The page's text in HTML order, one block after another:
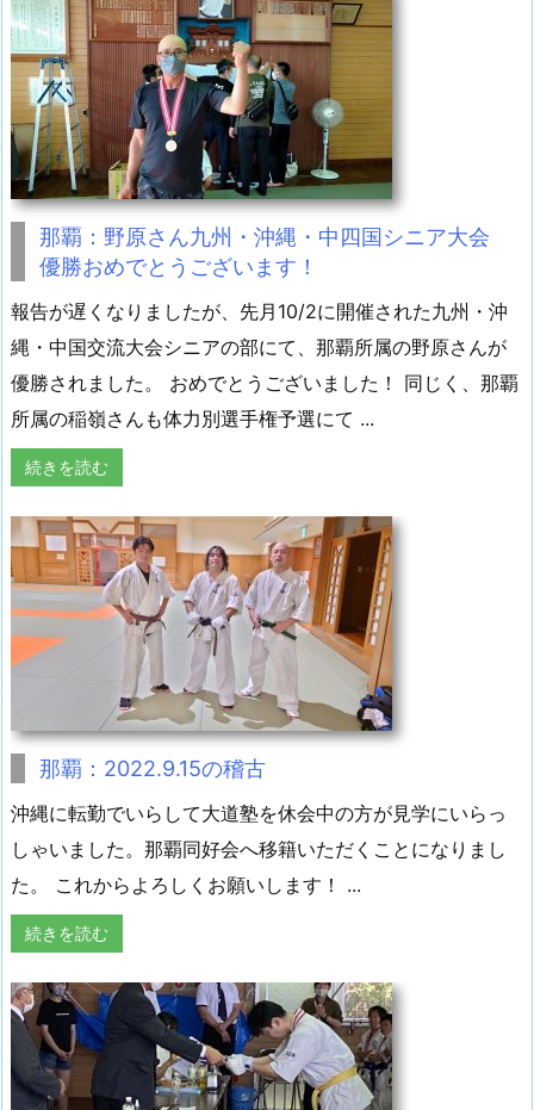
那覇：野原さん九州・沖縄・中四国シニア大会
優勝おめでとうございます！
報告が遅くなりましたが、先月10/2に開催された九州・沖
縄・中国交流大会シニアの部にて、那覇所属の野原さんが
優勝されました。 おめでとうございました！ 同じく、那覇
所属の稲嶺さんも体力別選手権予選にて ...
続きを読む
那覇：2022.9.15の稽古
沖縄に転勤でいらして大道塾を休会中の方が見学にいらっ
しゃいました。那覇同好会へ移籍いただくことになりまし
た。 これからよろしくお願いします！ ...
続きを読む